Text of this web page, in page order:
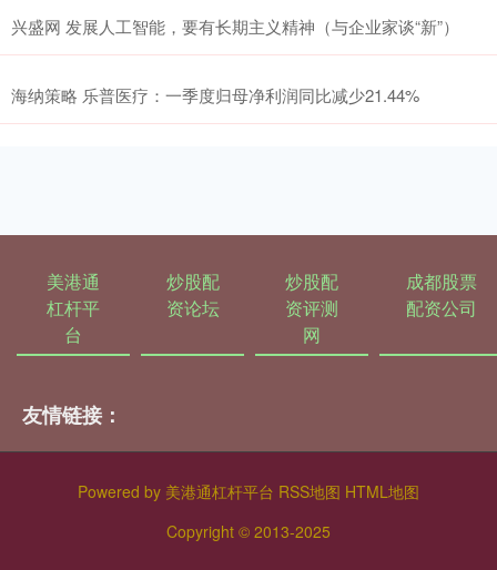
兴盛网 发展人工智能，要有长期主义精神（与企业家谈“新”）
海纳策略 乐普医疗：一季度归母净利润同比减少21.44%
美港通
杠杆平
台
炒股配
资论坛
炒股配
资评测
网
成都股票
配资公司
友情链接：
Powered by 美港通杠杆平台 RSS地图 HTML地图
Copyright © 2013-2025